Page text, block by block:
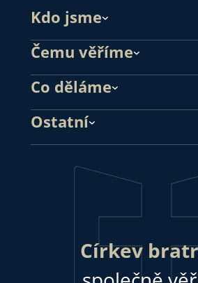
Kdo jsme
Čemu věříme
Co děláme
Ostatní
Církev